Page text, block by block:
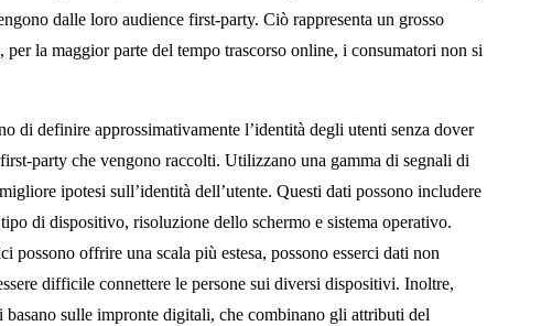
dalle loro audience first-party. Ciò rappresenta un grosso
per la maggior parte del tempo trascorso online, i consumatori non si
di definire approssimativamente l’identità degli utenti senza dover
party che vengono raccolti. Utilizzano una gamma di segnali di
ipotesi sull’identità dell’utente. Questi dati possono includere
di dispositivo, risoluzione dello schermo e sistema operativo.
possono offrire una scala più estesa, possono esserci dati non
difficile connettere le persone sui diversi dispositivi. Inoltre,
basano sulle impronte digitali, che combinano gli attributi del